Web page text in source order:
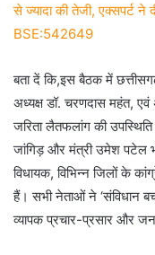
से ज्यादा की तेजी, एक्सपर्ट
BSE:542649
बता दें कि,इस बैठक में
अध्यक्ष डॉ. चरणदास महंत,
जरिता लैतफलांग की
जांगिड़ और मंत्री उमेश पटेल
विधायक, विभिन्न जिलों के
हैं। सभी नेताओं ने ‘संविधान
व्यापक प्रचार-प्रसार और